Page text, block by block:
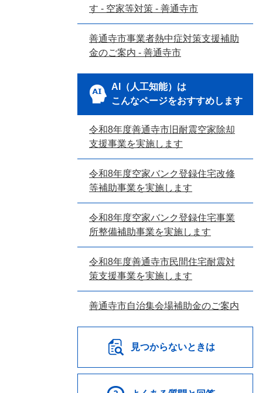
す - 空家等対策 - 善通寺市
善通寺市事業者熱中症対策支援補助
金のご案内 - 善通寺市
AI（人工知能）は
こんなページをおすすめします
令和8年度善通寺市旧耐震空家除却
支援事業を実施します
令和8年度空家バンク登録住宅改修
等補助事業を実施します
令和8年度空家バンク登録住宅事業
所整備補助事業を実施します
令和8年度善通寺市民間住宅耐震対
策支援事業を実施します
善通寺市自治集会場補助金のご案内
見つからないときは